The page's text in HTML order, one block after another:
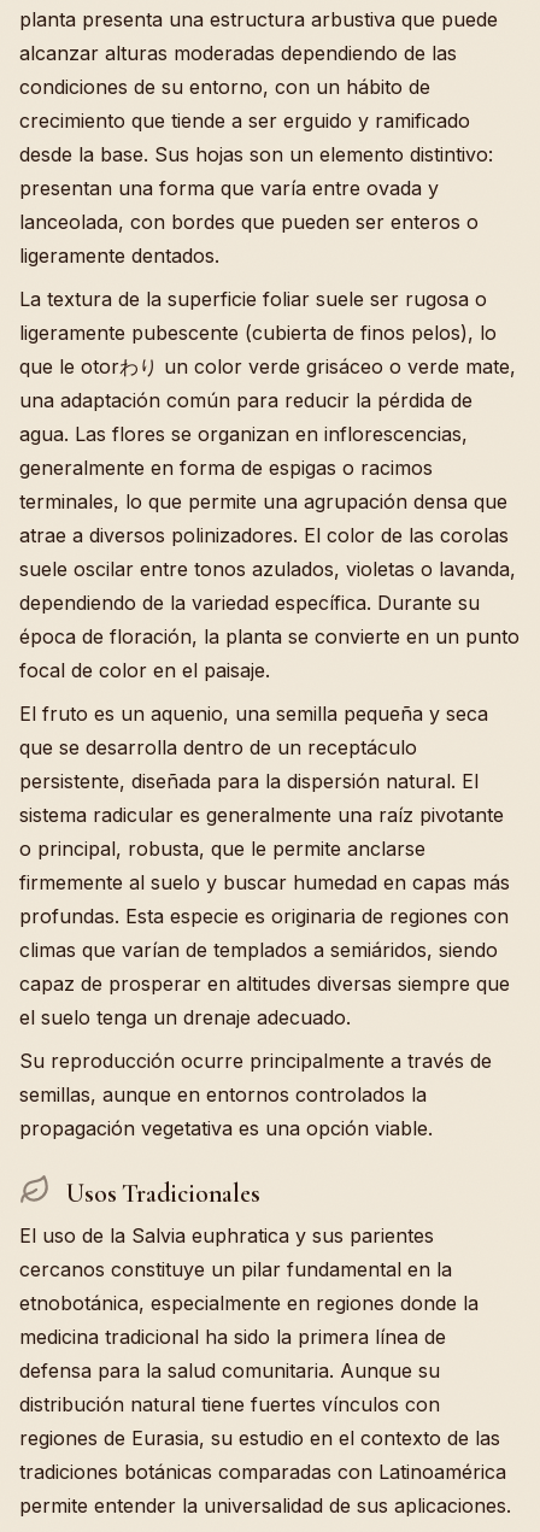
planta presenta una estructura arbustiva que puede
alcanzar alturas moderadas dependiendo de las
condiciones de su entorno, con un hábito de
crecimiento que tiende a ser erguido y ramificado
desde la base. Sus hojas son un elemento distintivo:
presentan una forma que varía entre ovada y
lanceolada, con bordes que pueden ser enteros o
ligeramente dentados.
La textura de la superficie foliar suele ser rugosa o
ligeramente pubescente (cubierta de finos pelos), lo
que le otorわり un color verde grisáceo o verde mate,
una adaptación común para reducir la pérdida de
agua. Las flores se organizan en inflorescencias,
generalmente en forma de espigas o racimos
terminales, lo que permite una agrupación densa que
atrae a diversos polinizadores. El color de las corolas
suele oscilar entre tonos azulados, violetas o lavanda,
dependiendo de la variedad específica. Durante su
época de floración, la planta se convierte en un punto
focal de color en el paisaje.
El fruto es un aquenio, una semilla pequeña y seca
que se desarrolla dentro de un receptáculo
persistente, diseñada para la dispersión natural. El
sistema radicular es generalmente una raíz pivotante
o principal, robusta, que le permite anclarse
firmemente al suelo y buscar humedad en capas más
profundas. Esta especie es originaria de regiones con
climas que varían de templados a semiáridos, siendo
capaz de prosperar en altitudes diversas siempre que
el suelo tenga un drenaje adecuado.
Su reproducción ocurre principalmente a través de
semillas, aunque en entornos controlados la
propagación vegetativa es una opción viable.
Usos Tradicionales
El uso de la Salvia euphratica y sus parientes
cercanos constituye un pilar fundamental en la
etnobotánica, especialmente en regiones donde la
medicina tradicional ha sido la primera línea de
defensa para la salud comunitaria. Aunque su
distribución natural tiene fuertes vínculos con
regiones de Eurasia, su estudio en el contexto de las
tradiciones botánicas comparadas con Latinoamérica
permite entender la universalidad de sus aplicaciones.